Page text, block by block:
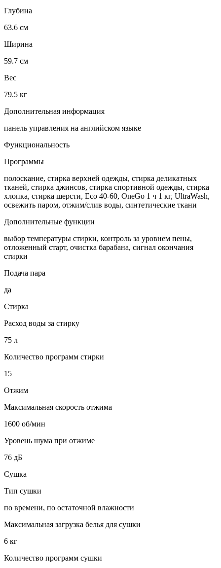
Глубина
63.6 см
Ширина
59.7 см
Вес
79.5 кг
Дополнительная информация
панель управления на английском языке
Функциональность
Программы
полоскание, стирка верхней одежды, стирка деликатных
тканей, стирка джинсов, стирка спортивной одежды, стирка
хлопка, стирка шерсти, Eco 40-60, OneGo 1 ч 1 кг, UltraWash,
освежить паром, отжим/слив воды, синтетические ткани
Дополнительные функции
выбор температуры стирки, контроль за уровнем пены,
отложенный старт, очистка барабана, сигнал окончания
стирки
Подача пара
да
Стирка
Расход воды за стирку
75 л
Количество программ стирки
15
Отжим
Максимальная скорость отжима
1600 об/мин
Уровень шума при отжиме
76 дБ
Сушка
Тип сушки
по времени, по остаточной влажности
Максимальная загрузка белья для сушки
6 кг
Количество программ сушки